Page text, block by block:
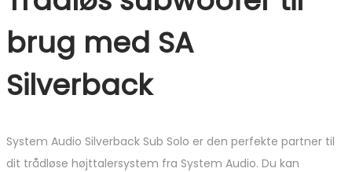
brug med SA
Silverback
System Audio Silverback Sub Solo er den perfekte partner til
dit trådløse højttalersystem fra System Audio. Du kan